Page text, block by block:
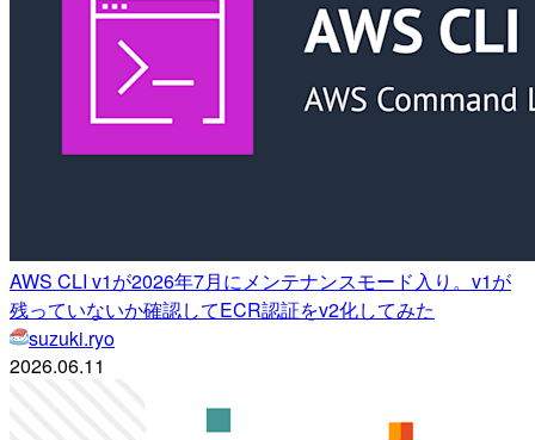
AWS CLI v1が2026年7月にメンテナンスモード入り。v1が
残っていないか確認してECR認証をv2化してみた
suzuki.ryo
2026.06.11